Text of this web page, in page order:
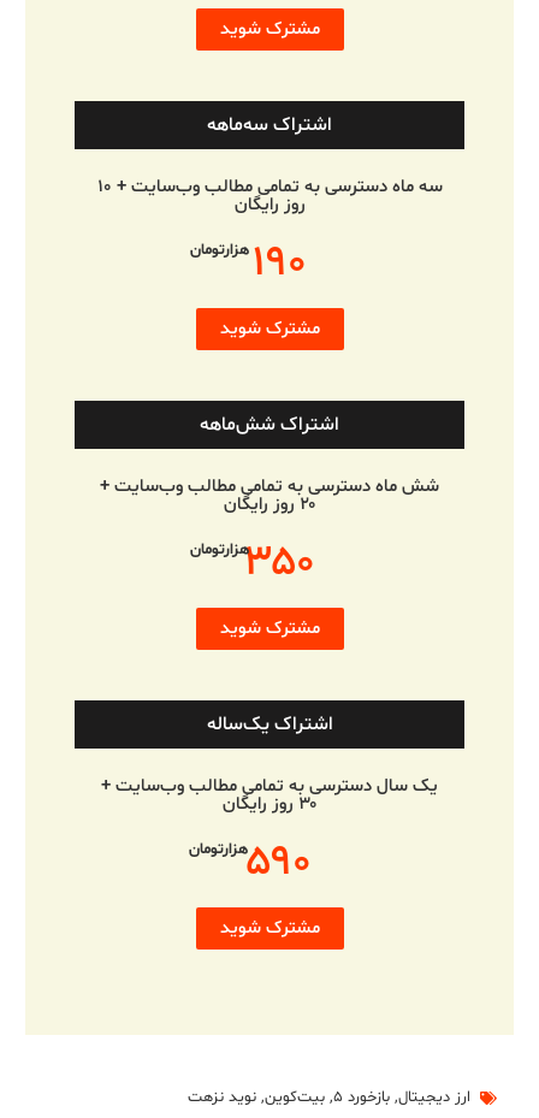
مشترک شوید
اشتراک سه‌ماهه
سه ماه دسترسی به تمامی مطالب وب‌سایت + ۱۰
روز رایگان
۱۹۰ هزارتومان
مشترک شوید
اشتراک شش‌ماهه
شش ماه دسترسی به تمامی مطالب وب‌سایت +
۲۰ روز رایگان
۳۵۰هزارتومان
مشترک شوید
اشتراک یک‌ساله
یک سال دسترسی به تمامی مطالب وب‌سایت +
۳۰ روز رایگان
۵۹۰هزارتومان
مشترک شوید
ارز دیجیتال, بازخورد ۵ , بیت‌کوین, نوید نزهت